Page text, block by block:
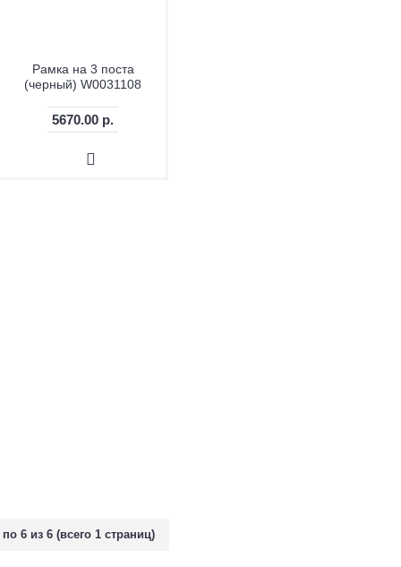
Рамка на 3 поста
(черный) W0031108
5670.00 р.
6 из 6 (всего 1 страниц)